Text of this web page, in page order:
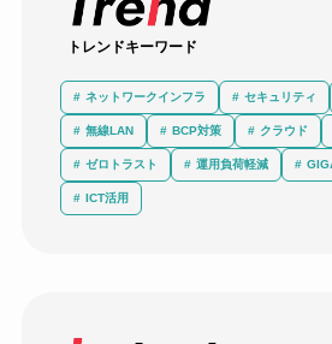
トレンドキーワード
ネットワークインフラ セキュリティ
無線LAN BCP対策 クラウド
ゼロトラスト 運用負荷軽減
ICT活用